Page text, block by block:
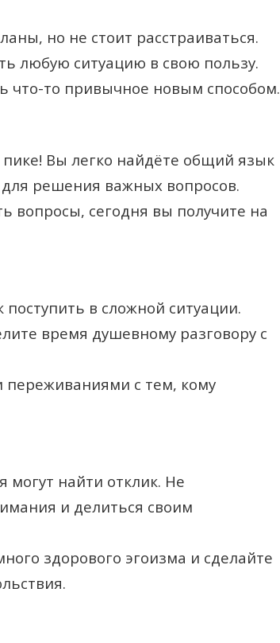
но не стоит расстраиваться.
любую ситуацию в свою пользу.
что-то привычное новым способом.
Вы легко найдёте общий язык
для решения важных вопросов.
вопросы, сегодня вы получите на
в сложной ситуации.
время душевному разговору с
переживаниями с тем, кому
могут найти отклик. Не
и делиться своим
здорового эгоизма и сделайте